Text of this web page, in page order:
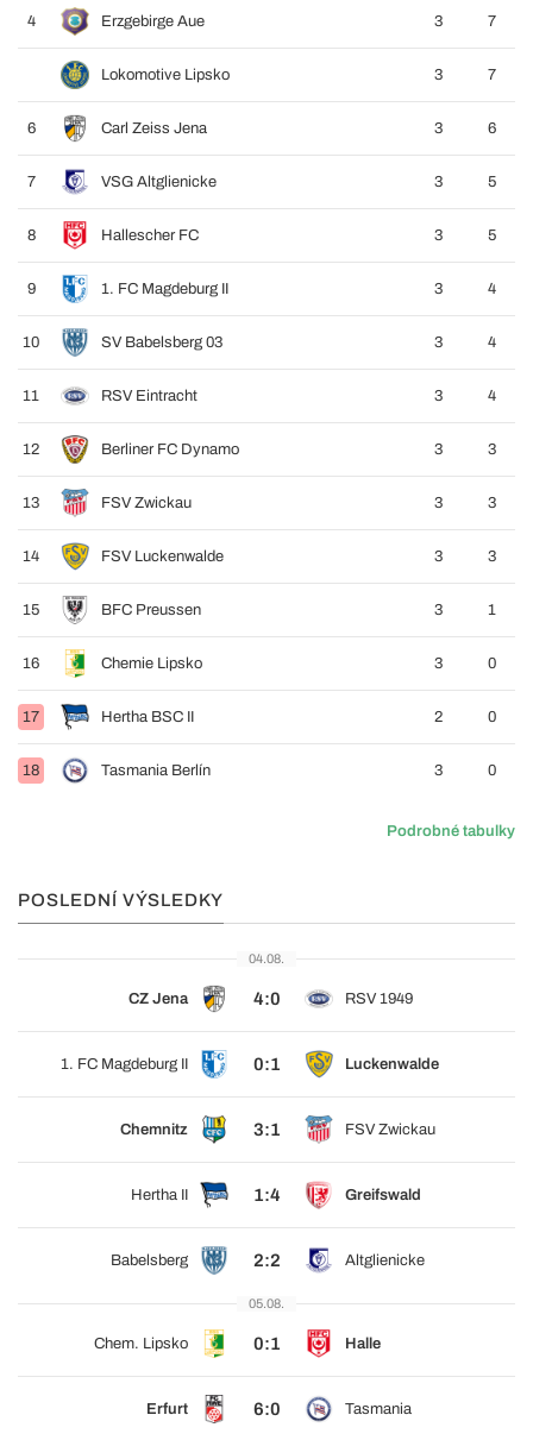
4 Erzgebirge Aue 3 7
Lokomotive Lipsko 3 7
6 Carl Zeiss Jena 3 6
7 VSG Altglienicke 3 5
8 Hallescher FC 3 5
9 1. FC Magdeburg II 3 4
10 SV Babelsberg 03 3 4
11 RSV Eintracht 3 4
12 Berliner FC Dynamo 3 3
13 FSV Zwickau 3 3
14 FSV Luckenwalde 3 3
15 BFC Preussen 3 1
16 Chemie Lipsko 3 0
17 Hertha BSC II 2 0
18 Tasmania Berlín 3 0
Podrobné tabulky
POSLEDNÍ VÝSLEDKY
04.08.
CZ Jena 4:0 RSV 1949
1. FC Magdeburg II 0:1 Luckenwalde
Chemnitz 3:1 FSV Zwickau
Hertha II 1:4 Greifswald
Babelsberg 2:2 Altglienicke
05.08.
Chem. Lipsko 0:1 Halle
Erfurt 6:0 Tasmania